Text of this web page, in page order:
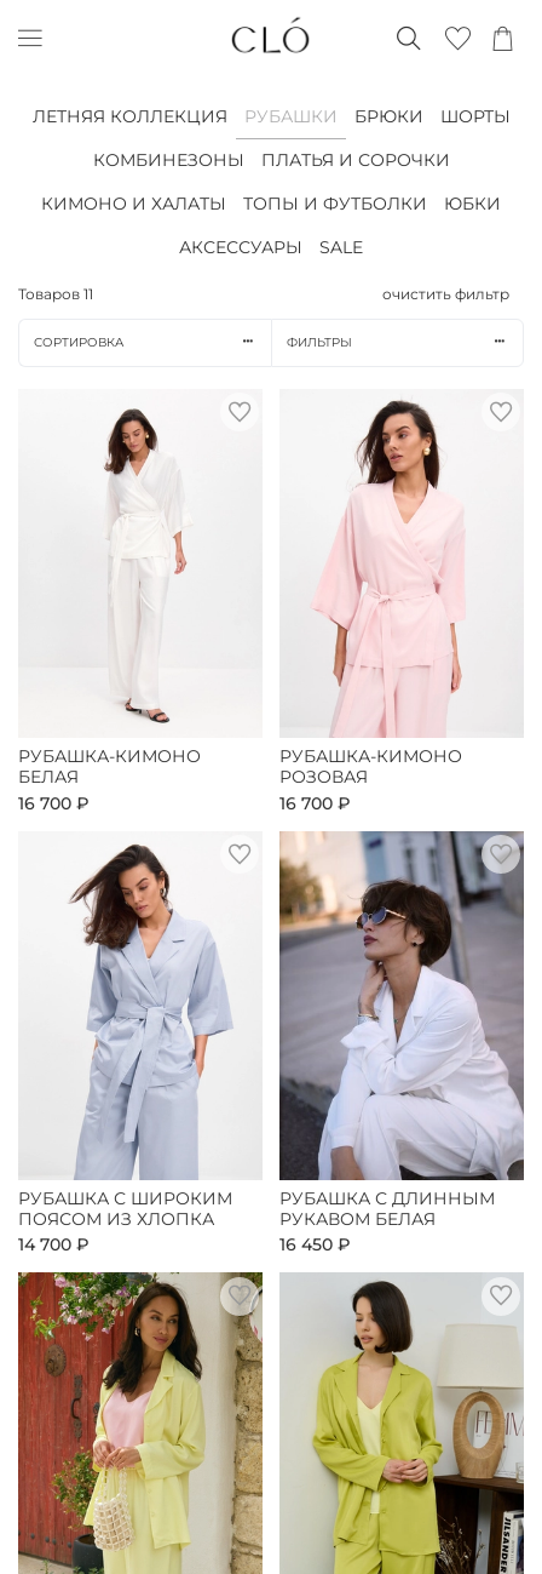
ЛЕТНЯЯ КОЛЛЕКЦИЯ РУБАШКИ БРЮКИ
ШОРТЫ
КОМБИНЕЗОНЫ
ПЛАТЬЯ И СОРОЧКИ
КИМОНО И ХАЛАТЫ
ТОПЫ И ФУТБОЛКИ
ЮБКИ
АКСЕССУАРЫ
SALE
Товаров 11 очистить фильтр
СОРТИРОВКА ФИЛЬТРЫ
РУБАШКА-КИМОНО
БЕЛАЯ
16 700 ₽
РУБАШКА-КИМОНО
РОЗОВАЯ
16 700 ₽
РУБАШКА С ШИРОКИМ
ПОЯСОМ ИЗ ХЛОПКА
14 700 ₽
РУБАШКА С ДЛИННЫМ
РУКАВОМ БЕЛАЯ
16 450 ₽